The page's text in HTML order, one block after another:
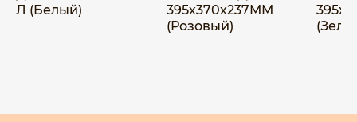
Л (Белый)
395х370х237ММ
(Розовый)